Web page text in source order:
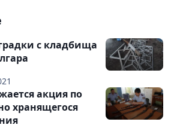
с кладбища
акция по
хранящегося